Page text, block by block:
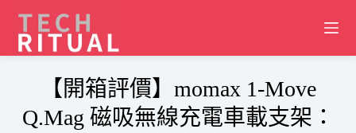
content
【開箱評價】momax 1-Move
Q.Mag 磁吸無線充電車載支架：